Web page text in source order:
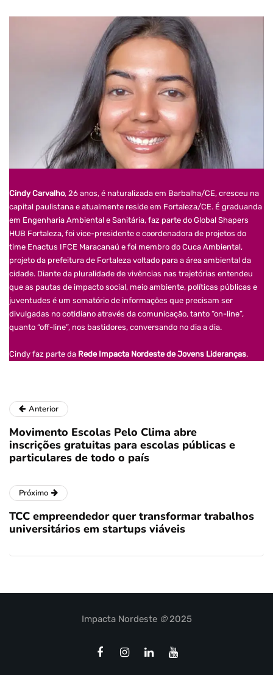
Cindy Carvalho, 26 anos, é naturalizada em Barbalha/CE, cresceu na
capital paulistana e atualmente reside em Fortaleza/CE. É graduanda
em Engenharia Ambiental e Sanitária, faz parte do Global Shapers
HUB Fortaleza, foi vice-presidente e coordenadora de projetos do
time Enactus IFCE Maracanaú e foi membro do Cuca Ambiental,
projeto da prefeitura de Fortaleza voltado para a área ambiental da
cidade. Diante da pluralidade de vivências nas trajetórias entendeu
que as pautas de impacto social, meio ambiente, políticas públicas e
juventudes é um somatório de informações que precisam ser
divulgadas no cotidiano através da comunicação, tanto “on-line”,
quanto “off-line”, nos bastidores, conversando no dia a dia.
Cindy faz parte da Rede Impacta Nordeste de Jovens Lideranças.
Anterior
Movimento Escolas Pelo Clima abre
inscrições gratuitas para escolas públicas e
particulares de todo o país
Próximo
TCC empreendedor quer transformar trabalhos
universitários em startups viáveis
Impacta Nordeste ©2025